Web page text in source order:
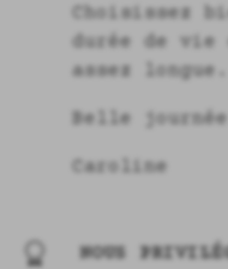
Choisissez
durée de vie
assez longue.
Belle
Caroline
NOUS